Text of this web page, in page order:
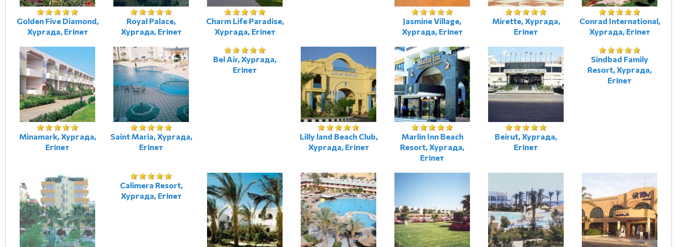
Golden Five Diamond,
Хургада, Егіпет
Royal Palace,
Хургада, Егіпет
Charm Life Paradise,
Хургада, Егіпет
Jasmine Village,
Хургада, Егіпет
Mirette, Хургада,
Егіпет
Conrad International,
Хургада, Егіпет
Minamark, Хургада,
Егіпет
Saint Maria, Хургада,
Егіпет
Bel Air, Хургада,
Егіпет
Lilly land Beach Club,
Хургада, Егіпет
Marlin Inn Beach
Resort, Хургада,
Егіпет
Beirut, Хургада,
Егіпет
Sindbad Family
Resort, Хургада,
Егіпет
Calimera Resort,
Хургада, Егіпет